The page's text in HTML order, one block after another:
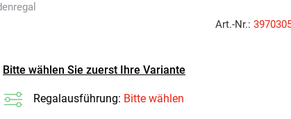
Art.-Nr.:
Bitte wählen Sie zuerst Ihre Variante
Regalausführung: Bitte wählen